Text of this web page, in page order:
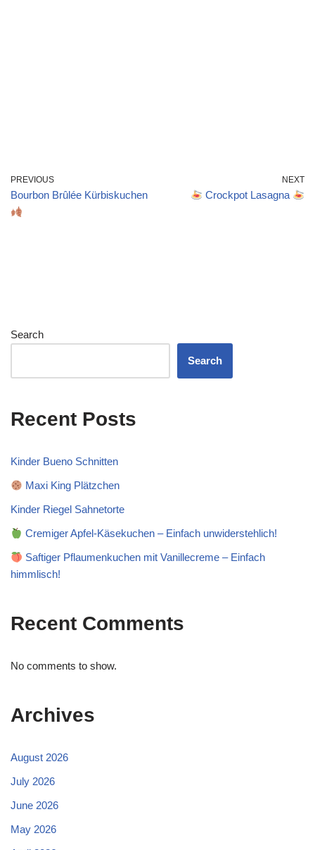
PREVIOUS
Bourbon Brûlée Kürbiskuchen
NEXT
Crockpot Lasagna
Search
Search
Recent Posts
Kinder Bueno Schnitten
Maxi King Plätzchen
Kinder Riegel Sahnetorte
Cremiger Apfel-Käsekuchen – Einfach unwiderstehlich!
Saftiger Pflaumenkuchen mit Vanillecreme – Einfach
himmlisch!
Recent Comments
No comments to show.
Archives
August 2026
July 2026
June 2026
May 2026